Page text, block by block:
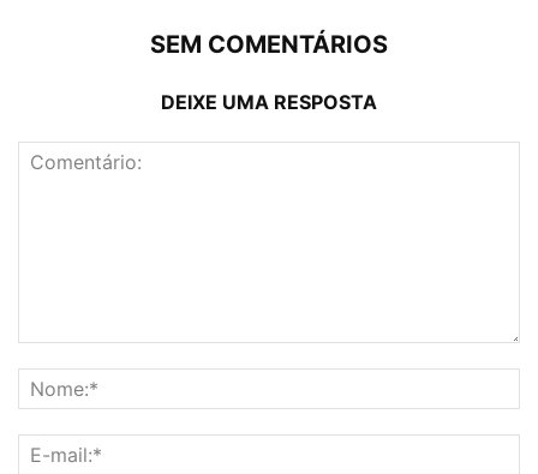
SEM COMENTÁRIOS
DEIXE UMA RESPOSTA